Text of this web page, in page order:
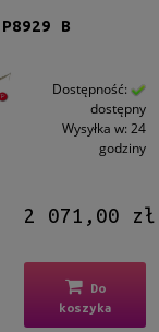
P8929 B
Dostępność:
dostępny
Wysyłka w: 24
godziny
2 071,00 zł
Do
koszyka